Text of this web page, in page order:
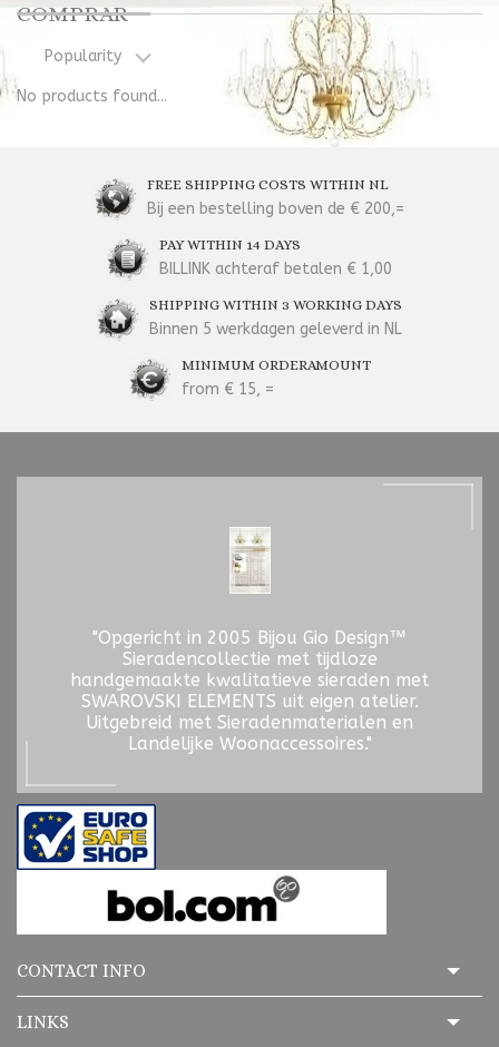
COMPRAR
Popularity
No products found...
FREE SHIPPING COSTS WITHIN NL
Bij een bestelling boven de € 200,=
PAY WITHIN 14 DAYS
BILLINK achteraf betalen € 1,00
SHIPPING WITHIN 3 WORKING DAYS
Binnen 5 werkdagen geleverd in NL
MINIMUM ORDERAMOUNT
from € 15, =
"Opgericht in 2005 Bijou Gio Design™
Sieradencollectie met tijdloze
handgemaakte kwalitatieve sieraden met
SWAROVSKI ELEMENTS uit eigen atelier.
Uitgebreid met Sieradenmaterialen en
Landelijke Woonaccessoires."
CONTACT INFO
LINKS